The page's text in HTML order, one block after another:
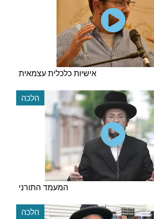
אישיות כלכלית עצמאית
הלכה
המעמד התורני
הלכה